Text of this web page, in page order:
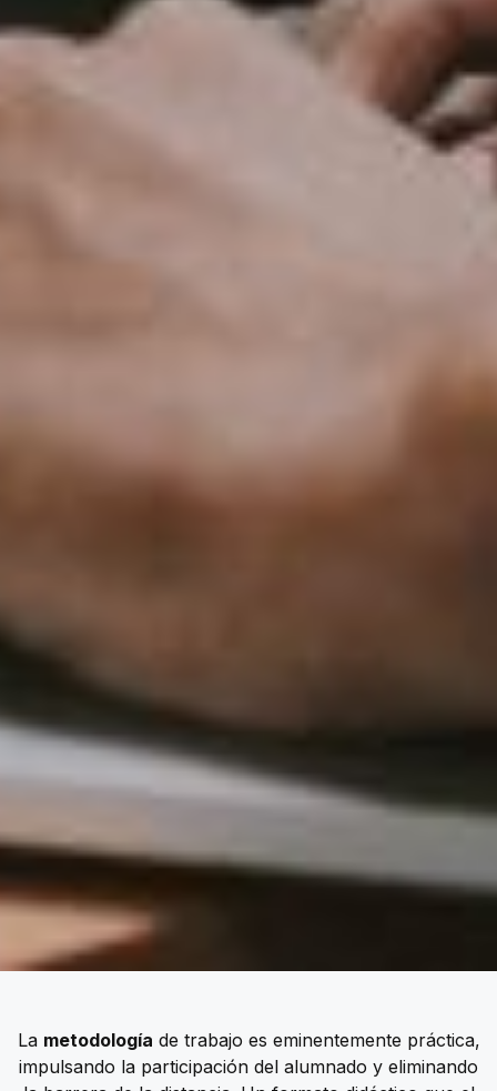
La metodología de trabajo es eminentemente práctica,
impulsando la participación del alumnado y eliminando